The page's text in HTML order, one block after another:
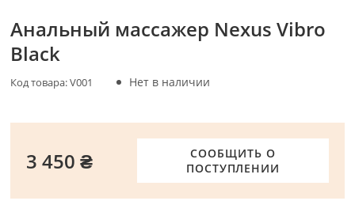
Анальный массажер Nexus Vibro
Black
Код товара:V001 Нет в наличии
СООБЩИТЬ О
ПОСТУПЛЕНИИ
3 450 ₴